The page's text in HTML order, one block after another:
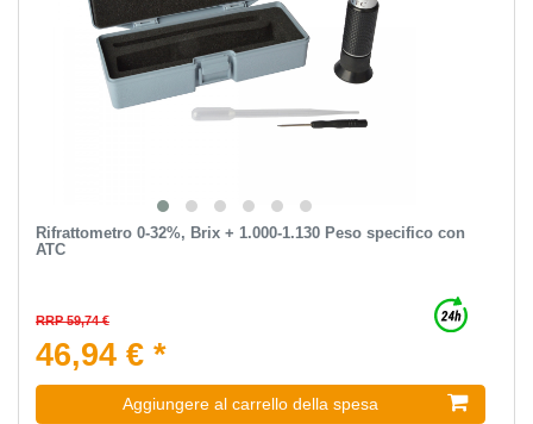
Rifrattometro 0-32%, Brix + 1.000-1.130 Peso specifico con
ATC
RRP 59,74 €
46,94 € *
Aggiungere al carrello della spesa